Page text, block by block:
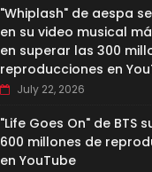
"Whiplash" de aespa
en su video musical
en superar las 300
reproducciones en
July 22, 2026
"Life Goes On" de BTS
600 millones de
en YouTube